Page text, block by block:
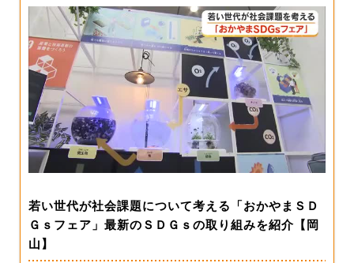
若い世代が社会課題について考える「おかやまＳＤ
Ｇｓフェア」最新のＳＤＧｓの取り組みを紹介【岡
山】